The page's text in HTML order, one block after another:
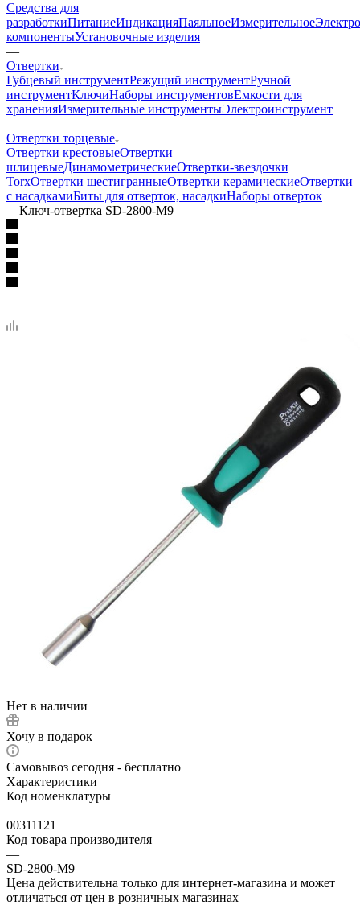
Средства для
разработкиПитаниеИндикацияПаяльноеИзмерительное
компонентыУстановочные изделия
—
Отвертки
Губцевый инструментРежущий инструментРучной
инструментКлючиНаборы инструментовЕмкости для
храненияИзмерительные инструментыЭлектроинструмент
—
Отвертки торцевые
Отвертки крестовыеОтвертки
шлицевыеДинамометрическиеОтвертки-звездочки
TorxОтвертки шестигранныеОтвертки керамическиеОтвертки
с насадкамиБиты для отверток, насадкиНаборы отверток
—Ключ-отвертка SD-2800-M9
Нет в наличии
Хочу в подарок
Самовывоз сегодня - бесплатно
Характеристики
Код номенклатуры
—
00311121
Код товара производителя
—
SD-2800-M9
Цена действительна только для интернет-магазина и может
отличаться от цен в розничных магазинах